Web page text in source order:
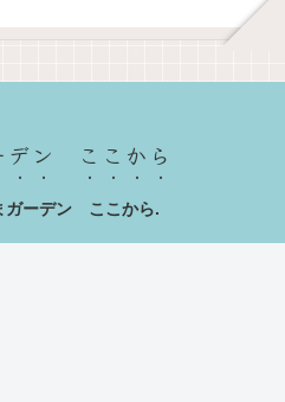
デン ここから
ガーデン ここから.